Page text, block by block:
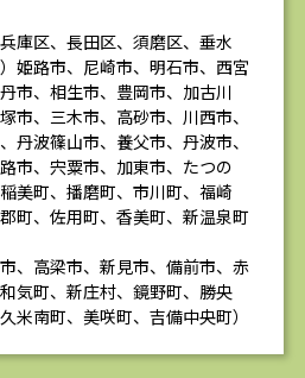
庫区、長田区、須磨区、垂水
姫路市、尼崎市、明石市、西宮
市、相生市、豊岡市、加古川
市、三木市、高砂市、川西市、
丹波篠山市、養父市、丹波市、
市、宍粟市、加東市、たつの
美町、播磨町、市川町、福崎
町、佐用町、香美町、新温泉町
、高梁市、新見市、備前市、赤
気町、新庄村、鏡野町、勝央
米南町、美咲町、吉備中央町）